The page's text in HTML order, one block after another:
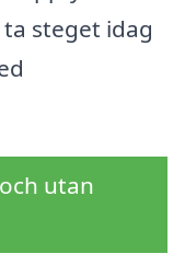
steget idag
utan